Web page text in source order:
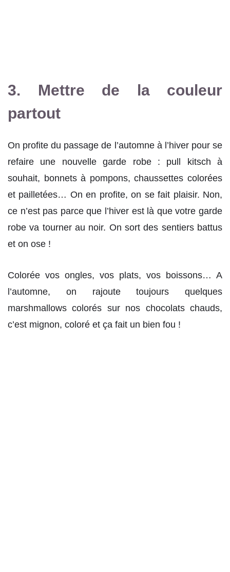
3. Mettre de la couleur
partout
On profite du passage de l’automne à l’hiver pour se
refaire une nouvelle garde robe : pull kitsch à
souhait, bonnets à pompons, chaussettes colorées
et pailletées… On en profite, on se fait plaisir. Non,
ce n’est pas parce que l’hiver est là que votre garde
robe va tourner au noir. On sort des sentiers battus
et on ose !
Colorée vos ongles, vos plats, vos boissons… A
l’automne, on rajoute toujours quelques
marshmallows colorés sur nos chocolats chauds,
c’est mignon, coloré et ça fait un bien fou !